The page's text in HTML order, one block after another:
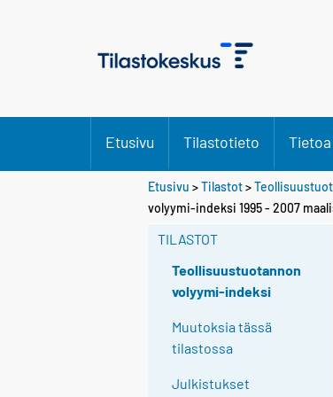
Etusivu Tilastotieto
Etusivu >Tilastot>
volyymi-indeksi 1995 - 2007
TILASTOT
Teollisuustuotannon
volyymi-indeksi
Muutoksia tässä
tilastossa
Julkistukset